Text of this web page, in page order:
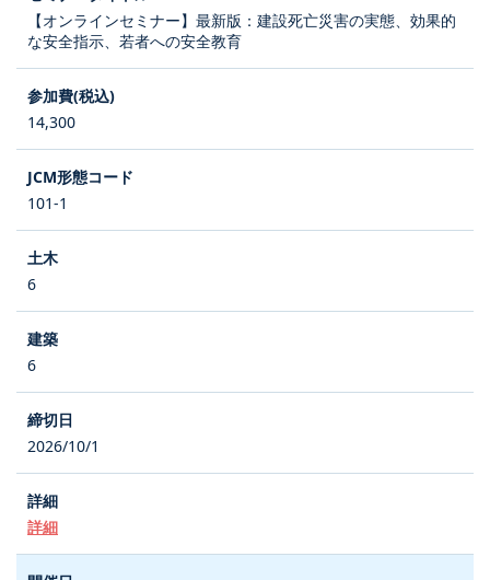
【オンラインセミナー】最新版：建設死亡災害の実態、効果的
な安全指示、若者への安全教育
14,300
101-1
6
6
2026/10/1
詳細